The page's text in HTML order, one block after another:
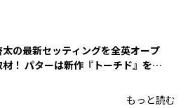
太の最新セッティングを全英オープ
材！ パターは新作『トーチド』を投
もっと読む